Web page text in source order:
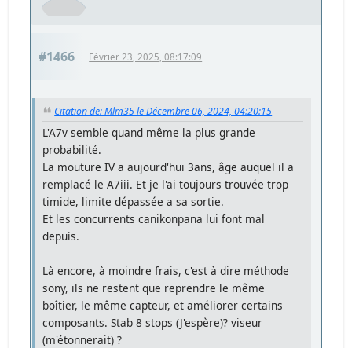
#1466 Février 23, 2025, 08:17:09
Citation de: Mlm35 le Décembre 06, 2024, 04:20:15
L'A7v semble quand même la plus grande
probabilité.
La mouture IV a aujourd'hui 3ans, âge auquel il a
remplacé le A7iii. Et je l'ai toujours trouvée trop
timide, limite dépassée a sa sortie.
Et les concurrents canikonpana lui font mal
depuis.
Là encore, à moindre frais, c'est à dire méthode
sony, ils ne restent que reprendre le même
boîtier, le même capteur, et améliorer certains
composants. Stab 8 stops (J'espère)? viseur
(m'étonnerait) ?